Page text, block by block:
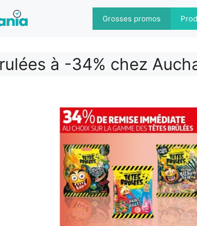
Grosses promos
à -34% chez